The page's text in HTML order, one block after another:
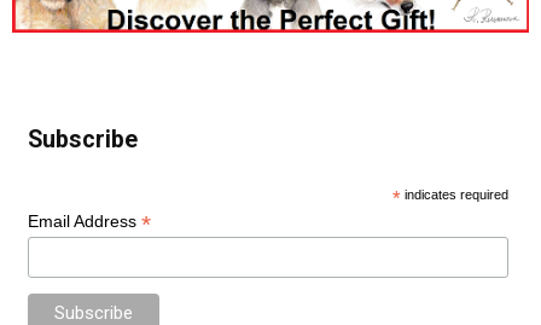
Subscribe
* indicates required
Email Address *